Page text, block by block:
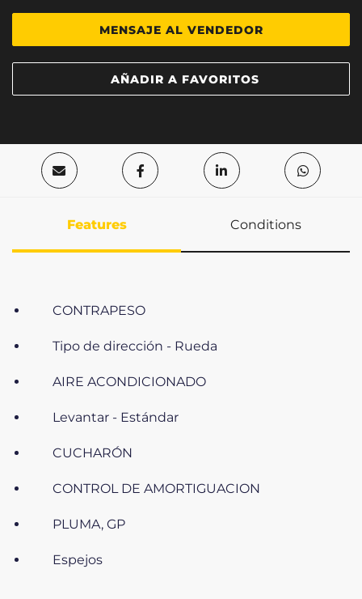
MENSAJE AL VENDEDOR
AÑADIR A FAVORITOS
Features Conditions
CONTRAPESO
Tipo de dirección - Rueda
AIRE ACONDICIONADO
Levantar - Estándar
CUCHARÓN
CONTROL DE AMORTIGUACION
PLUMA, GP
Espejos